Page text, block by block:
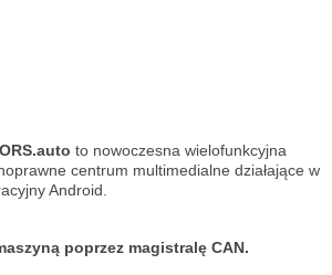
to nowoczesna wielofunkcyjna
centrum multimedialne działające w
Android.
poprzez magistralę CAN.